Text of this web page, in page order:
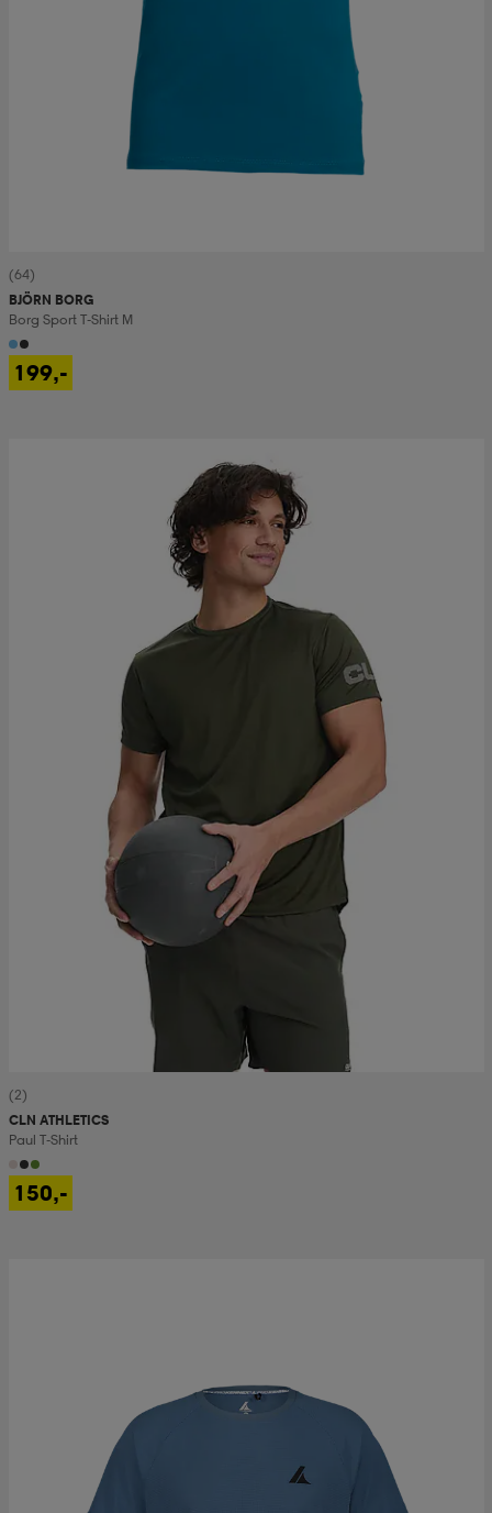
(64)
BJÖRN BORG
Borg Sport T-Shirt M
199,-
(2)
CLN ATHLETICS
Paul T-Shirt
150,-